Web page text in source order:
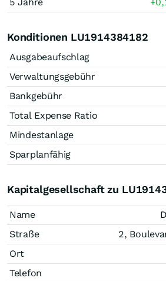
Konditionen LU1914384182
Ausgabeaufschlag
Verwaltungsgebühr
Bankgebühr
Total Expense Ratio
Mindestanlage
Sparplanfähig
Kapitalgesellschaft zu
Name
Straße
2,
Ort
Telefon